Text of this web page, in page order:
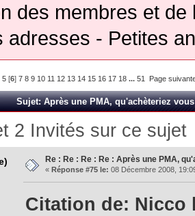
des membres et
adresses - Petites
5 [6]7 8 9 10 11 12 13 14 15 16 17 18 ...51 Page
Sujet: Après une PMA, qu'achèteriez
2 Invités sur ce sujet
Re : Re : Re : Re : Après une PMA,
« Réponse #75 le: 08 Décembre 2008,
Citation de: Nicco